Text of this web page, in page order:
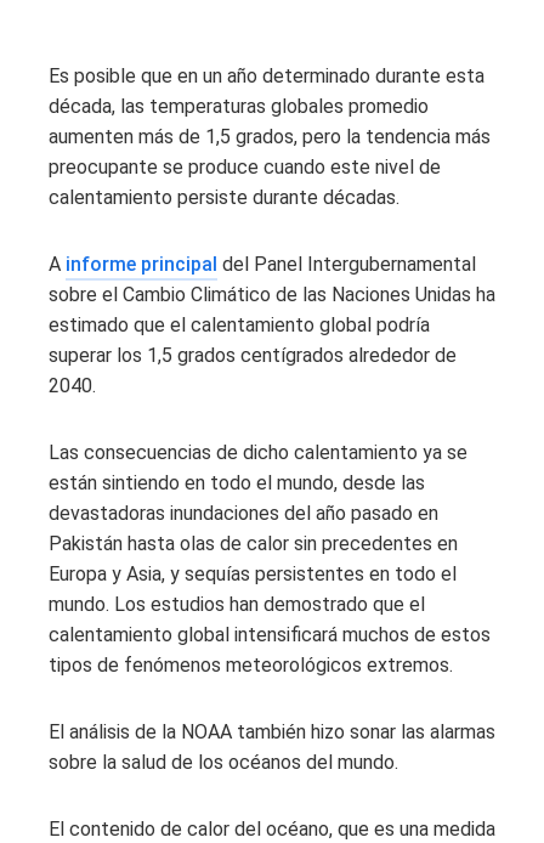
Es posible que en un año determinado durante esta
década, las temperaturas globales promedio
aumenten más de 1,5 grados, pero la tendencia más
preocupante se produce cuando este nivel de
calentamiento persiste durante décadas.
A informe principal del Panel Intergubernamental
sobre el Cambio Climático de las Naciones Unidas ha
estimado que el calentamiento global podría
superar los 1,5 grados centígrados alrededor de
2040.
Las consecuencias de dicho calentamiento ya se
están sintiendo en todo el mundo, desde las
devastadoras inundaciones del año pasado en
Pakistán hasta olas de calor sin precedentes en
Europa y Asia, y sequías persistentes en todo el
mundo. Los estudios han demostrado que el
calentamiento global intensificará muchos de estos
tipos de fenómenos meteorológicos extremos.
El análisis de la NOAA también hizo sonar las alarmas
sobre la salud de los océanos del mundo.
El contenido de calor del océano, que es una medida